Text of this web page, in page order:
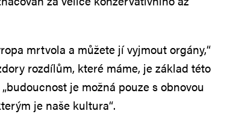
mrtvola a můžete jí vyjmout orgány,“
rozdílům, které máme, je základ této
je možná pouze s obnovou
je naše kultura“.